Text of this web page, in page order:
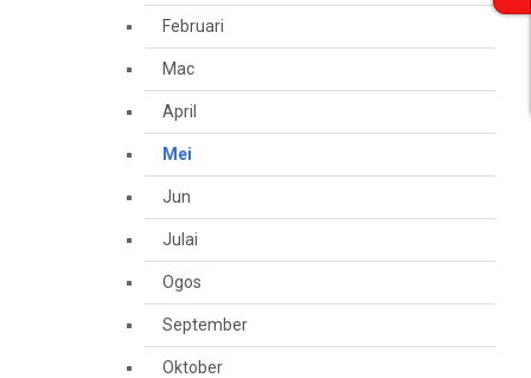
Februari
Mac
April
Mei
Jun
Julai
Ogos
September
Oktober